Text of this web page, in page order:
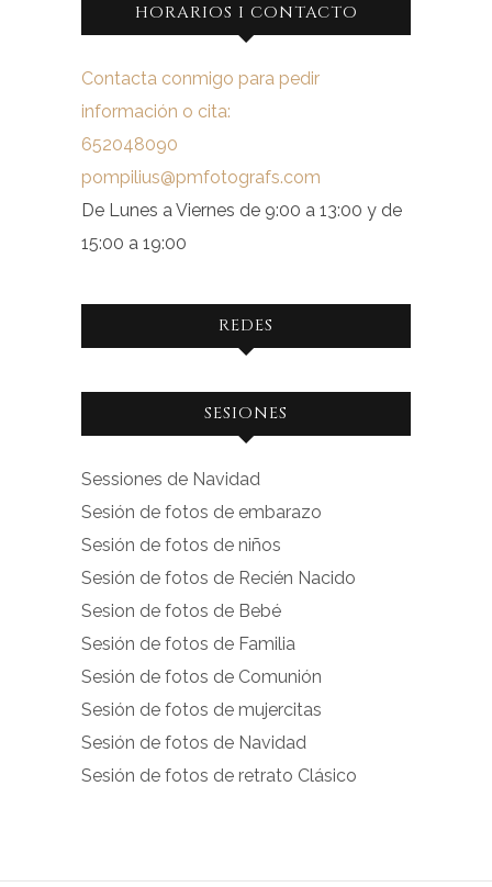
HORARIOS I CONTACTO
Contacta conmigo para pedir
información o cita:
652048090
pompilius@pmfotografs.com
De Lunes a Viernes de 9:00 a 13:00 y de
15:00 a 19:00
REDES
Ver
facebook.com
en
Facebook
Ver
instagram.com
en
Instagram
SESIONES
Sessiones de Navidad
Sesión de fotos de embarazo
Sesión de fotos de niños
Sesión de fotos de Recién Nacido
Sesion de fotos de Bebé
Sesión de fotos de Familia
Sesión de fotos de Comunión
Sesión de fotos de mujercitas
Sesión de fotos de Navidad
Sesión de fotos de retrato Clásico